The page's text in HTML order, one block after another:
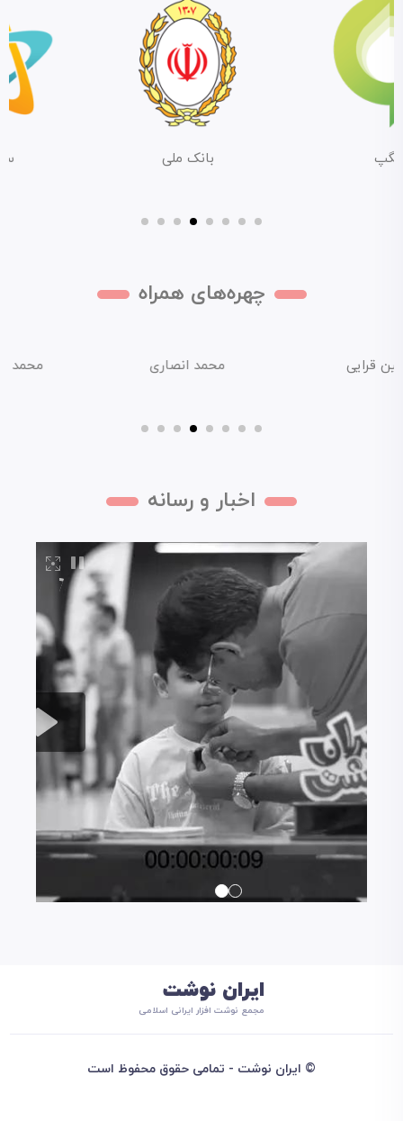
بانک ملی
چهره‌های همراه
قرایی محمد انصاری محمد
اخبار و رسانه
ایران نوشت
مجمع نوشت افزار ایرانی اسلامی
© ایران نوشت - تمامی حقوق محفوظ است